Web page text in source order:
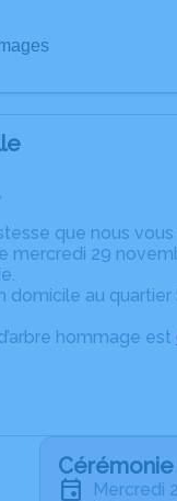
que nous
mercredi 29
domicile au
hommage est